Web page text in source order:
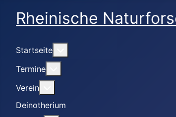
Rheinische
Startseite
Termine
Verein
Deinotherium